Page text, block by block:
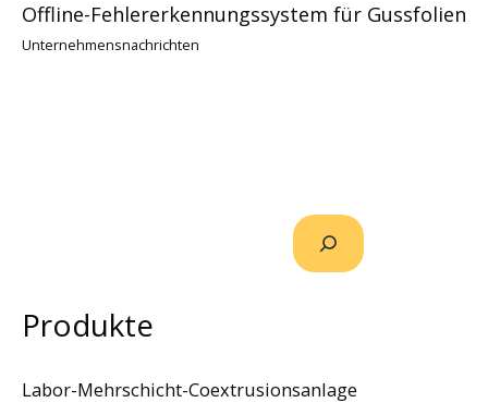
Produkte
Labor-Mehrschicht-Coextrusionsanlage
Offline-Fehlererkennungssystem für Gussfolien
Unternehmensnachrichten